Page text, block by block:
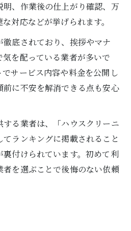
、作業後の仕上がり確認、万
対応などが挙げられます。
底されており、挨拶やマナ
を配っている業者が多いで
サービス内容や料金を公開し
に不安を解消できる点も安心
する業者は、「ハウスクリーニ
ランキングに掲載されること
裏付けられています。初めて利
を選ぶことで後悔のない依頼